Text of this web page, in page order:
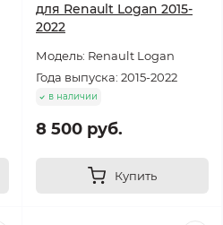
для Renault Logan 2015-
2022
Модель: Renault Logan
Года выпуска: 2015-2022
в наличии
8 500 руб.
Купить